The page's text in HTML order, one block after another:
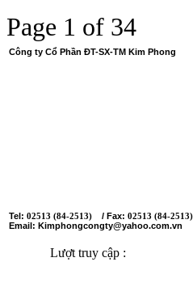
Page 1 of 34
Công ty Cổ Phần ĐT-SX-TM Kim Phong
Tel: 02513 (84-2513) / Fax: 02513 (84-2513)
Email: Kimphongcongty@yahoo.com.vn
Lượt truy cập :